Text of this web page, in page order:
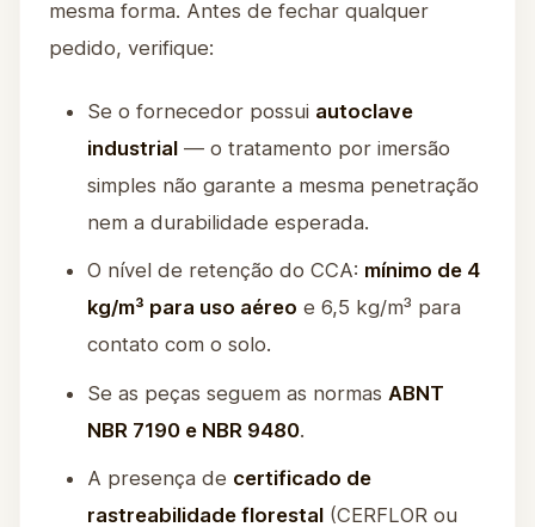
mesma forma. Antes de fechar qualquer
pedido, verifique:
Se o fornecedor possui autoclave
industrial — o tratamento por imersão
simples não garante a mesma penetração
nem a durabilidade esperada.
O nível de retenção do CCA: mínimo de 4
kg/m³ para uso aéreo e 6,5 kg/m³ para
contato com o solo.
Se as peças seguem as normas ABNT
NBR 7190 e NBR 9480.
A presença de certificado de
rastreabilidade florestal (CERFLOR ou